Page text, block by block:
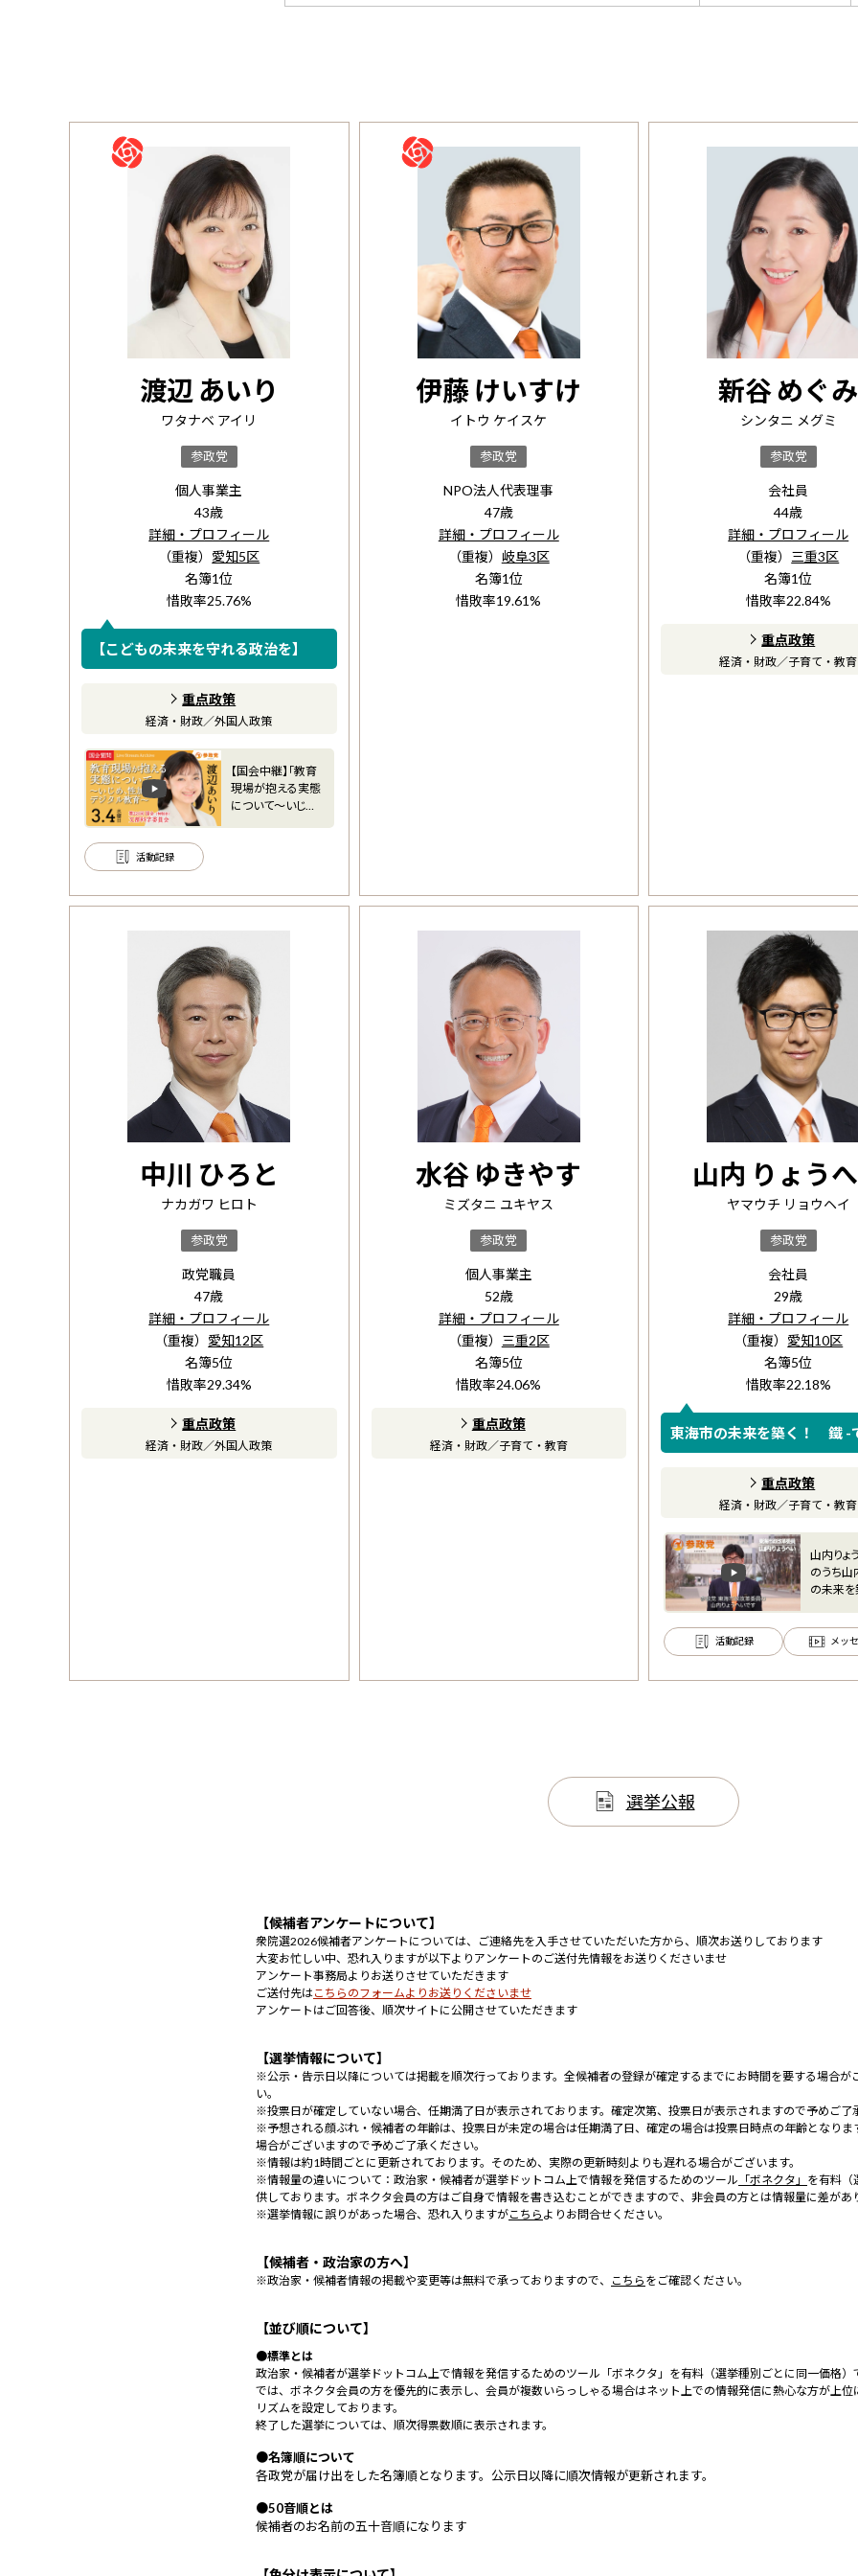
渡辺 あいり
ワタナベ アイリ
参政党
個人事業主
43歳
詳細・プロフィール
（重複） 愛知5区
名簿1位
惜敗率25.76%
【こどもの未来を守れる政治を】
重点政策
経済・財政／外国人政策
【国会中継】「教育
現場が抱える実態
について～いじ
活動記録
伊藤 けいすけ
イトウ ケイスケ
参政党
NPO法人代表理事
47歳
詳細・プロフィール
（重複） 岐阜3区
名簿1位
惜敗率19.61%
新谷 めぐみ
シンタニ メグミ
参政党
会社員
44歳
詳細・プロフィール
（重複） 三重3区
名簿1位
惜敗率22.84%
重点政策
経済・財政／子育て・教育
中川 ひろと
ナカガワ ヒロト
参政党
政党職員
47歳
詳細・プロフィール
（重複） 愛知12区
名簿5位
惜敗率29.34%
重点政策
経済・財政／外国人政策
水谷 ゆきやす
ミズタニ ユキヤス
参政党
個人事業主
52歳
詳細・プロフィール
（重複） 三重2区
名簿5位
惜敗率24.06%
重点政策
経済・財政／子育て・教育
山内 りょう
ヤマウチ リョウヘイ
参政党
会社員
29歳
詳細・プロフィール
（重複） 愛知10区
名簿5位
惜敗率22.18%
東海市の未来を築く！ 鐵 -
志
重点政策
経済・財政／子育て・教育
山内りょ
のうち山
の未来を
活動記録 メッ
選挙公報
【候補者アンケートについて】
衆院選2026候補者アンケートについては、ご連絡先を入手させていただいた方から、順次お送りしております
大変お忙しい中、恐れ入りますが以下よりアンケートのご送付先情報をお送りくださいませ
アンケート事務局よりお送りさせていただきます
ご送付先はこちらのフォームよりお送りくださいませ
アンケートはご回答後、順次サイトに公開させていただきます
【選挙情報について】
※公示・告示日以降については掲載を順次行っております。全候補者の登録が確定するまでにお時間を要する場合が
い。
※投票日が確定していない場合、任期満了日が表示されております。確定次第、投票日が表示されますので予めご了
※予想される顔ぶれ・候補者の年齢は、投票日が未定の場合は任期満了日、確定の場合は投票日時点の年齢となり
場合がございますので予めご了承ください。
※情報は約1時間ごとに更新されております。そのため、実際の更新時刻よりも遅れる場合がございます。
※情報量の違いについて：政治家・候補者が選挙ドットコム上で情報を発信するためのツール 「ボネクタ」 を有料（
供しております。ボネクタ会員の方はご自身で情報を書き込むことができますので、非会員の方とは情報量に差があ
※選挙情報に誤りがあった場合、恐れ入りますがこちら よりお問合せください。
【候補者・政治家の方へ】
※政治家・候補者情報の掲載や変更等は無料で承っておりますので、 こちら をご確認ください。
【並び順について】
●標準とは
政治家・候補者が選挙ドットコム上で情報を発信するためのツール「ボネクタ」を有料（選挙種別ごとに同一価格
では、ボネクタ会員の方を優先的に表示し、会員が複数いらっしゃる場合はネット上での情報発信に熱心な方が上
リズムを設定しております。
終了した選挙については、順次得票数順に表示されます。
●名簿順について
各政党が届け出をした名簿順となります。公示日以降に順次情報が更新されます。
●50音順とは
候補者のお名前の五十音順になります